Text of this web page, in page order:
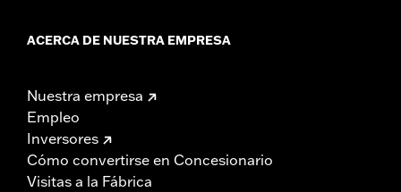
ACERCA DE NUESTRA EMPRESA
Nuestra empresa
Empleo
Inversores
Cómo convertirse en Concesionario
Visitas a la Fábrica